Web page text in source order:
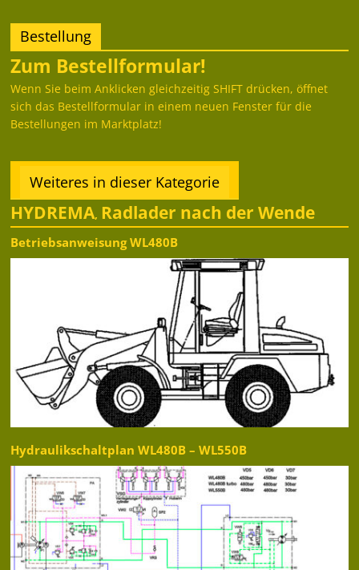
Bestellung
Zum Bestellformular!
Wenn Sie beim Anklicken gleichzeitig SHIFT drücken, öffnet
sich das Bestellformular in einem neuen Fenster für die
Bestellungen im Marktplatz!
Weiteres in dieser Kategorie
HYDREMA, Radlader nach der Wende
Betriebsanweisung WL480B
Hydraulikschaltplan WL480B – WL550B